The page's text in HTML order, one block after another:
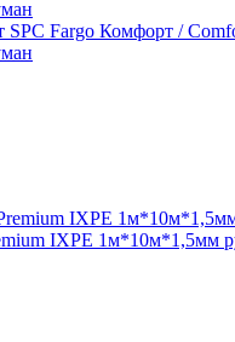
Fargo Комфорт /
IXPE 1м*10м*1,5мм